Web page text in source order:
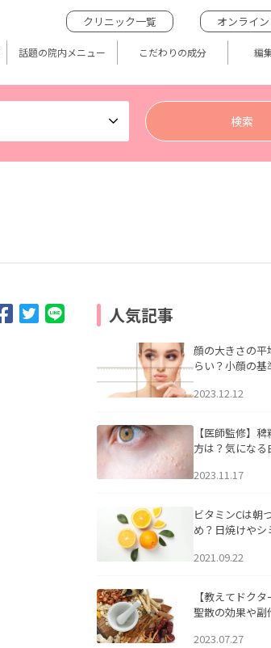
クリニック一覧 オンライ
話題の院内メニュー こだわりの成分 編
人気記事
顔の大きさの平
らい？小顔の基
2023.12.12
【医師監修】
方は？気になる
アについて
2023.11.17
ビタミンCは朝
め？日焼けやシ
2021.09.22
【教えてドク
聖散の効果や副
2023.07.27